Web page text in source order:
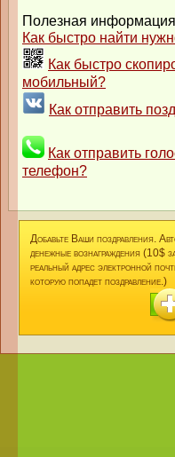
Полезная
Как быстро найти
Как быстро
мобильный?
Как отправить
Как отправить
телефон?
Добавьте Ваши поздравления.
денежные вознаграждения (10$
реальный адрес электронной
которую попадет поздравление.)